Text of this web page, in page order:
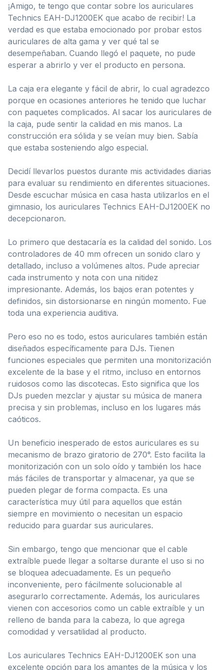
¡Amigo, te tengo que contar sobre los auriculares
Technics EAH-DJ1200EK que acabo de recibir! La
verdad es que estaba emocionado por probar estos
auriculares de alta gama y ver qué tal se
desempeñaban. Cuando llegó el paquete, no pude
esperar a abrirlo y ver el producto en persona.
La caja era elegante y fácil de abrir, lo cual agradezco
porque en ocasiones anteriores he tenido que luchar
con paquetes complicados. Al sacar los auriculares de
la caja, pude sentir la calidad en mis manos. La
construcción era sólida y se veían muy bien. Sabía
que estaba sosteniendo algo especial.
Decidí llevarlos puestos durante mis actividades diarias
para evaluar su rendimiento en diferentes situaciones.
Desde escuchar música en casa hasta utilizarlos en el
gimnasio, los auriculares Technics EAH-DJ1200EK no
decepcionaron.
Lo primero que destacaría es la calidad del sonido. Los
controladores de 40 mm ofrecen un sonido claro y
detallado, incluso a volúmenes altos. Pude apreciar
cada instrumento y nota con una nitidez
impresionante. Además, los bajos eran potentes y
definidos, sin distorsionarse en ningún momento. Fue
toda una experiencia auditiva.
Pero eso no es todo, estos auriculares también están
diseñados específicamente para DJs. Tienen
funciones especiales que permiten una monitorización
excelente de la base y el ritmo, incluso en entornos
ruidosos como las discotecas. Esto significa que los
DJs pueden mezclar y ajustar su música de manera
precisa y sin problemas, incluso en los lugares más
caóticos.
Un beneficio inesperado de estos auriculares es su
mecanismo de brazo giratorio de 270°. Esto facilita la
monitorización con un solo oído y también los hace
más fáciles de transportar y almacenar, ya que se
pueden plegar de forma compacta. Es una
característica muy útil para aquellos que están
siempre en movimiento o necesitan un espacio
reducido para guardar sus auriculares.
Sin embargo, tengo que mencionar que el cable
extraíble puede llegar a soltarse durante el uso si no
se bloquea adecuadamente. Es un pequeño
inconveniente, pero fácilmente solucionable al
asegurarlo correctamente. Además, los auriculares
vienen con accesorios como un cable extraíble y un
relleno de banda para la cabeza, lo que agrega
comodidad y versatilidad al producto.
Los auriculares Technics EAH-DJ1200EK son una
excelente opción para los amantes de la música y los